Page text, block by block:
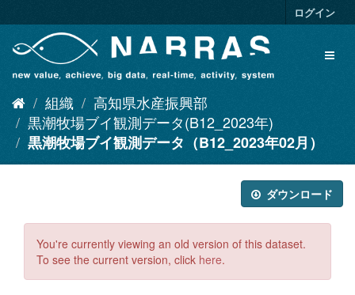
キ
ログイン
組織
高知県水産振興部
黒潮牧場ブイ観測データ(B12_2023年)
黒潮牧場ブイ観測データ（B12_2023年02月）
ダウンロード
You're currently viewing an old version of this dataset.
To see the current version, click here.